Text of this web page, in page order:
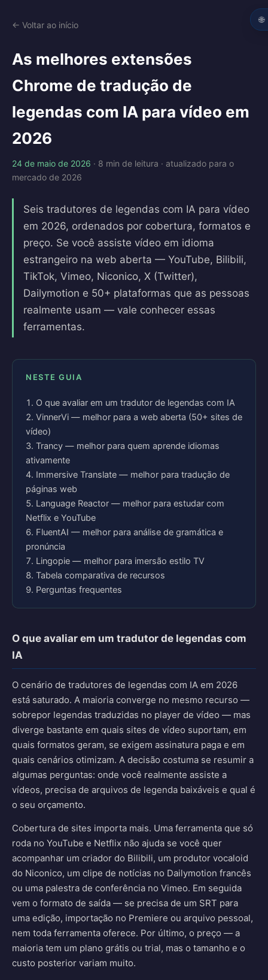
← Voltar ao início
As melhores extensões
Chrome de tradução de
legendas com IA para vídeo em
2026
24 de maio de 2026 · 8 min de leitura · atualizado para o
mercado de 2026
Seis tradutores de legendas com IA para vídeo
em 2026, ordenados por cobertura, formatos e
preço. Se você assiste vídeo em idioma
estrangeiro na web aberta — YouTube, Bilibili,
TikTok, Vimeo, Niconico, X (Twitter),
Dailymotion e 50+ plataformas que as pessoas
realmente usam — vale conhecer essas
ferramentas.
NESTE GUIA
O que avaliar em um tradutor de legendas com IA
VinnerVi — melhor para a web aberta (50+ sites de
vídeo)
Trancy — melhor para quem aprende idiomas
ativamente
Immersive Translate — melhor para tradução de
páginas web
Language Reactor — melhor para estudar com
Netflix e YouTube
FluentAI — melhor para análise de gramática e
pronúncia
Lingopie — melhor para imersão estilo TV
Tabela comparativa de recursos
Perguntas frequentes
O que avaliar em um tradutor de legendas com
IA
O cenário de tradutores de legendas com IA em 2026
está saturado. A maioria converge no mesmo recurso —
sobrepor legendas traduzidas no player de vídeo — mas
diverge bastante em quais sites de vídeo suportam, em
quais formatos geram, se exigem assinatura paga e em
quais cenários otimizam. A decisão costuma se resumir a
algumas perguntas: onde você realmente assiste a
vídeos, precisa de arquivos de legenda baixáveis e qual é
o seu orçamento.
Cobertura de sites importa mais. Uma ferramenta que só
roda no YouTube e Netflix não ajuda se você quer
acompanhar um criador do Bilibili, um produtor vocaloid
do Niconico, um clipe de notícias no Dailymotion francês
ou uma palestra de conferência no Vimeo. Em seguida
vem o formato de saída — se precisa de um SRT para
uma edição, importação no Premiere ou arquivo pessoal,
nem toda ferramenta oferece. Por último, o preço — a
maioria tem um plano grátis ou trial, mas o tamanho e o
custo posterior variam muito.
🌐